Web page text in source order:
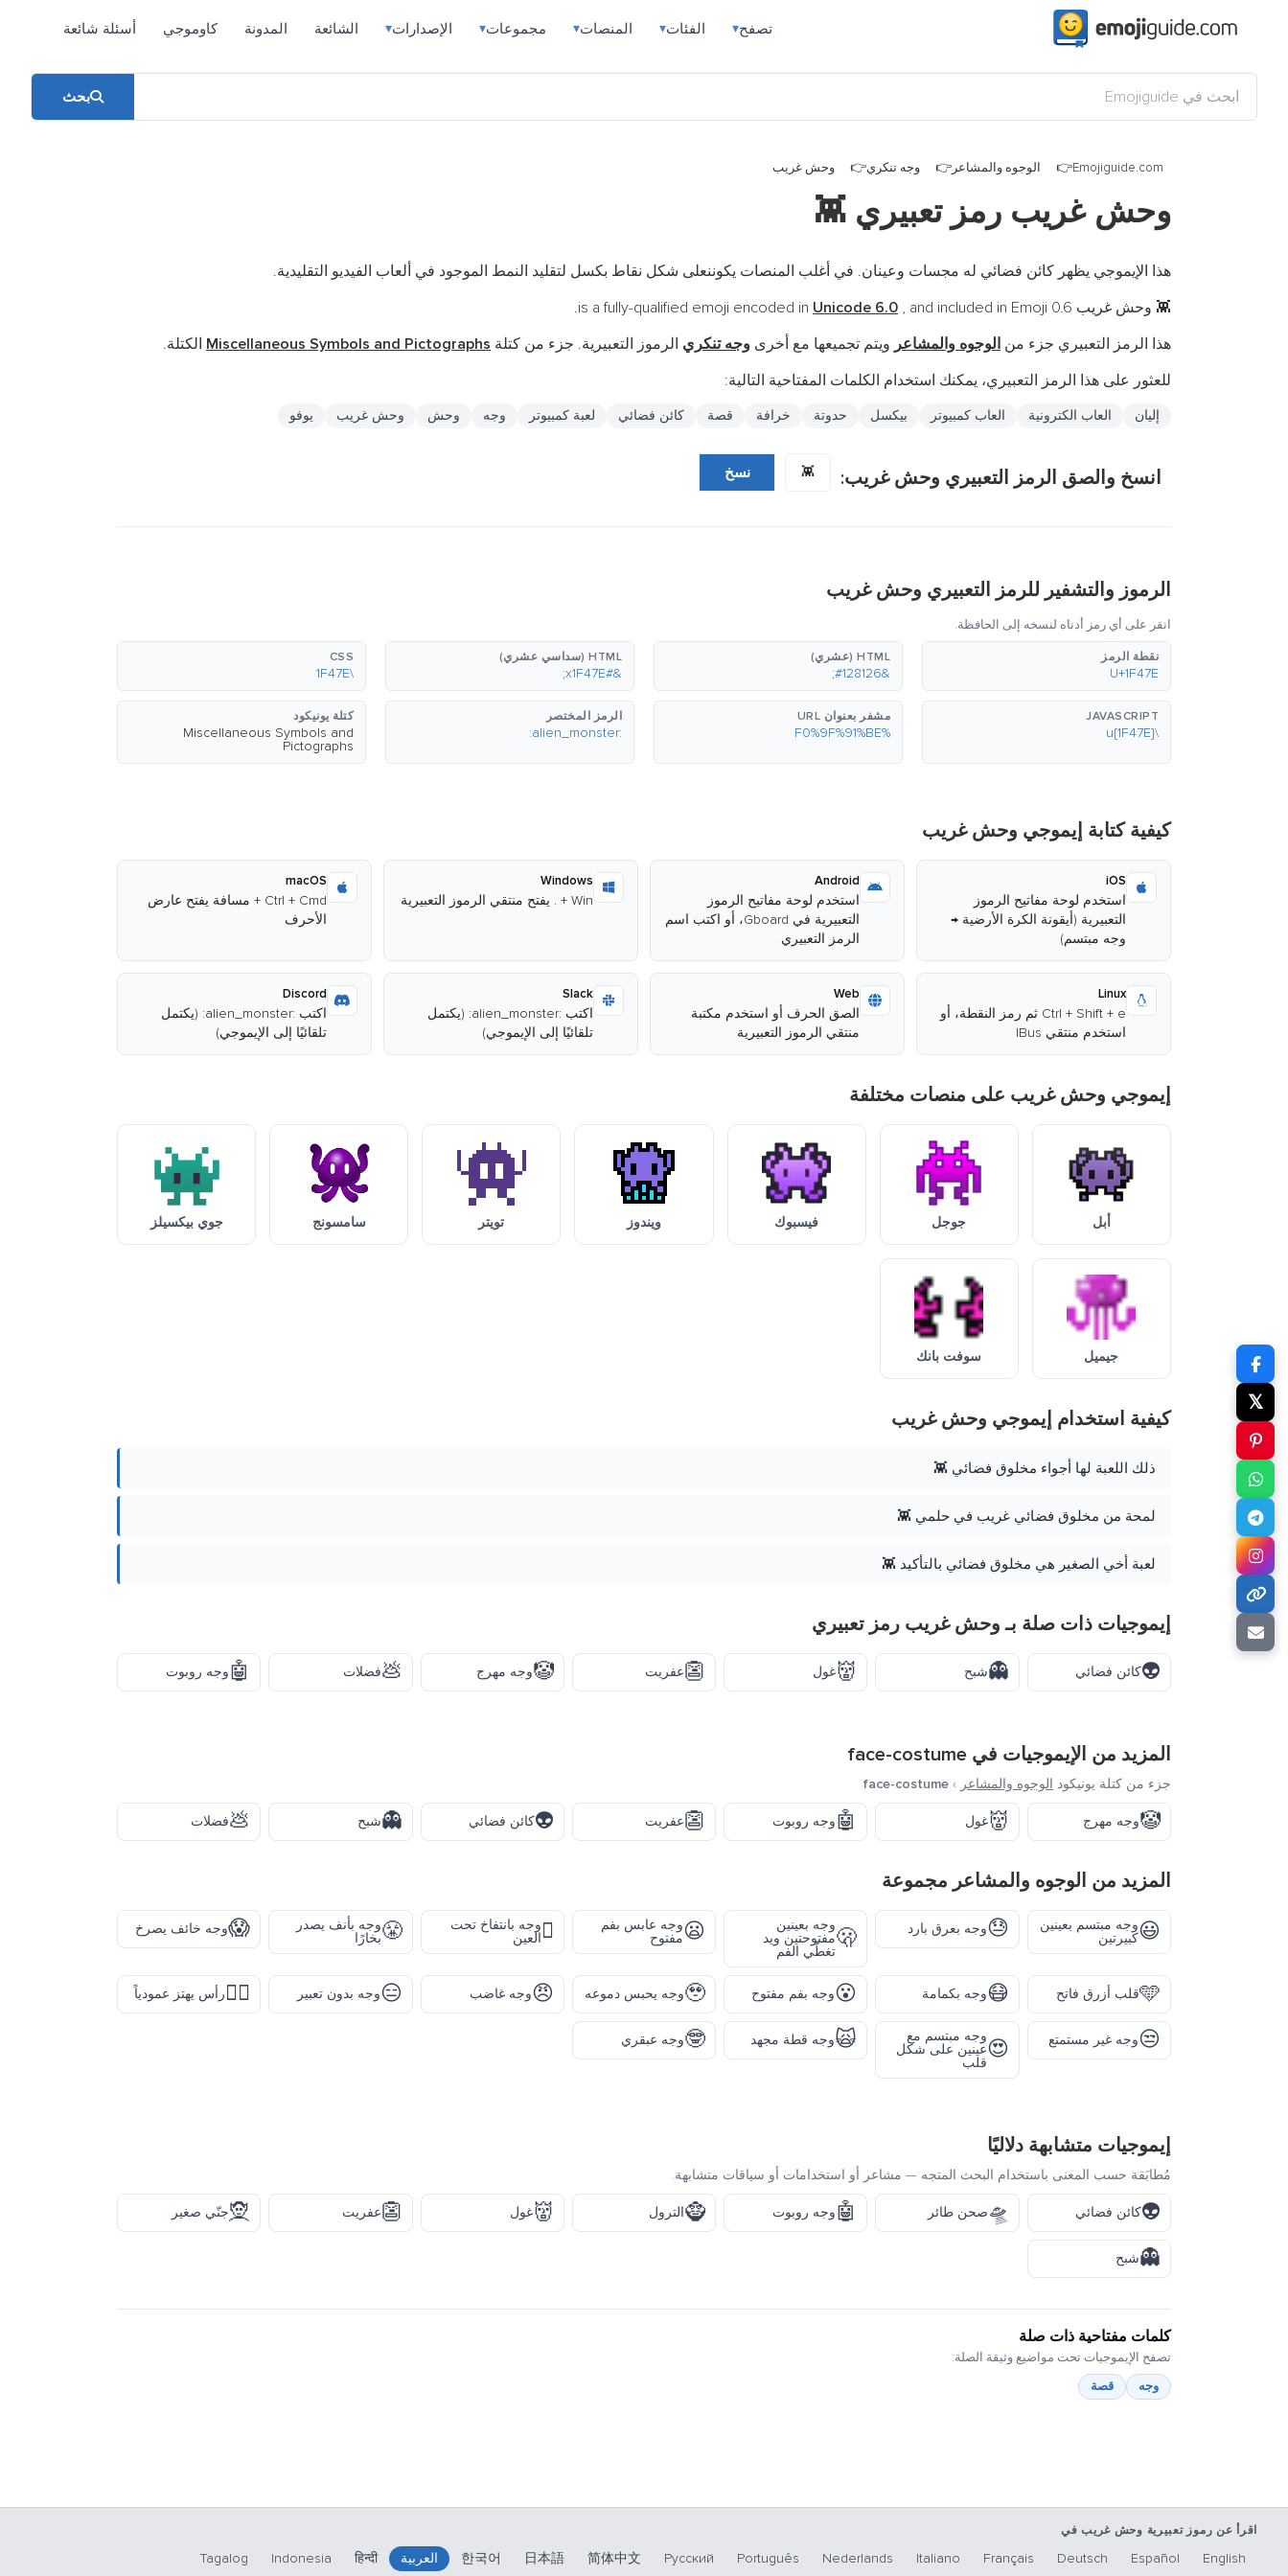
تصفح▾ الفئات▾ المنصات▾ مجموعات▾ الإصدارات▾ الشائعة المدونة كاوموجي أسئلة شائعة
بحث
Emojiguide.com الوجوه والمشاعر وجه تنكري وحش غريب
وحش غريب رمز تعبيري 👾
هذا الإيموجي يظهر كائن فضائي له مجسات وعينان. في أغلب المنصات يكوننعلى شكل نقاط بكسل لتقليد النمط الموجود في ألعاب الفيديو التقليدية.
👾 وحش غريب is a fully-qualified emoji encoded in Unicode 6.0 , and included in Emoji 0.6.
هذا الرمز التعبيري جزء من الوجوه والمشاعر ويتم تجميعها مع أخرى وجه تنكري الرموز التعبيرية. جزء من كتلة Miscellaneous Symbols and Pictographs الكتلة.
للعثور على هذا الرمز التعبيري، يمكنك استخدام الكلمات المفتاحية التالية:
إليان العاب الكترونية العاب كمبيوتر بيكسل حدوتة خرافة قصة كائن فضائي لعبة كمبيوتر وجه وحش وحش غريب يوفو
انسخ والصق الرمز التعبيري وحش غريب: 👾 نسخ
الرموز والتشفير للرمز التعبيري وحش غريب
انقر على أي رمز أدناه لنسخه إلى الحافظة.
نقطة الرمز
U+1F47E
HTML (عشري)
&#128126;
HTML (سداسي عشري)
&#x1F47E;
CSS
\1F47E
JAVASCRIPT
\u{1F47E}
مشفر بعنوان URL
%F0%9F%91%BE
الرمز المختصر
:alien_monster:
كتلة يونيكود
Miscellaneous Symbols and
Pictographs
كيفية كتابة إيموجي وحش غريب
iOS
استخدم لوحة مفاتيح الرموز
التعبيرية (أيقونة الكرة الأرضية →
وجه مبتسم)
Android
استخدم لوحة مفاتيح الرموز
التعبيرية في Gboard، أو اكتب اسم
الرمز التعبيري
Windows
Win + . يفتح منتقي الرموز التعبيرية
macOS
Ctrl + Cmd + مسافة يفتح عارض
الأحرف
Linux
Ctrl + Shift + e ثم رمز النقطة، أو
استخدم منتقي IBus
Web
الصق الحرف أو استخدم مكتبة
منتقي الرموز التعبيرية
Slack
اكتب :alien_monster: (يكتمل
تلقائيًا إلى الإيموجي)
Discord
اكتب :alien_monster: (يكتمل
تلقائيًا إلى الإيموجي)
إيموجي وحش غريب على منصات مختلفة
أبل جوجل فيسبوك ويندوز تويتر سامسونج جوي بيكسيلز
جيميل سوفت بانك
كيفية استخدام إيموجي وحش غريب
ذلك اللعبة لها أجواء مخلوق فضائي 👾
لمحة من مخلوق فضائي غريب في حلمي 👾
لعبة أخي الصغير هي مخلوق فضائي بالتأكيد 👾
إيموجيات ذات صلة بـ وحش غريب رمز تعبيري
👽كائن فضائي 👻شبح 👹غول 👺عفريت 🤡وجه مهرج 💩فضلات 🤖وجه روبوت
المزيد من الإيموجيات في face-costume
جزء من كتلة يونيكود الوجوه والمشاعر ›
face-costume
🤡وجه مهرج 👹غول 🤖وجه روبوت 👺عفريت 👽كائن فضائي 👻شبح 💩فضلات
المزيد من الوجوه والمشاعر مجموعة
😃وجه مبتسم بعينين
كبيرتين
😓وجه بعرق بارد 🫢
وجه بعينين
مفتوحتين ويد
تغطّي الفم
😦وجه عابس بفم
مفتوح
🫩وجه بانتفاخ تحت
العين
😤وجه بأنف يصدر
بخارًا
😱وجه خائف يصرخ
🩵قلب أزرق فاتح 😷وجه بكمامة 😮وجه بفم مفتوح 🥹وجه يحبس دموعه 😠وجه غاضب 😑وجه بدون تعبير 🙂‍↕️رأس يهتز عمودياً
😒وجه غير مستمتع 😍
وجه مبتسم مع
عينين على شكل
قلب
🙀وجه قطة مجهد 🤓وجه عبقري
إيموجيات متشابهة دلاليًا
مُطابَقة حسب المعنى باستخدام البحث المتجه — مشاعر أو استخدامات أو سياقات متشابهة.
👽كائن فضائي 🛸صحن طائر 🤖وجه روبوت 🧌الترول 👹غول 👺عفريت 🧝جنّي صغير
👻شبح
كلمات مفتاحية ذات صلة
تصفح الإيموجيات تحت مواضيع وثيقة الصلة:
وجه
قصة
𝕏
اقرأ عن رموز تعبيرية وحش غريب في
English
Español
Deutsch
Français
Italiano
Nederlands
Português
Русский
简体中文
日本語
한국어 العربية हिन्दी
Indonesia
Tagalog